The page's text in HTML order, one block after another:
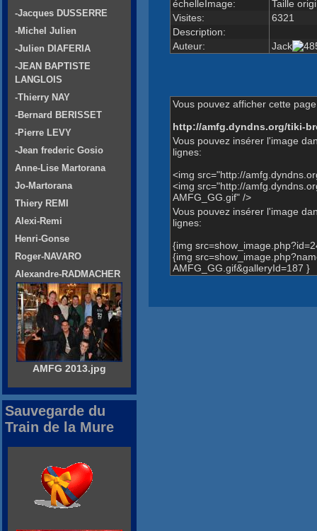
échelleImage:
Taille
Visites:
6321
Description:
Auteur:
Jack
Vous pouvez afficher cette
http://amfg.dyndns.org/tiki-
Vous pouvez insérer l'image
lignes:
<img src="http://
<img src="http://
AMFG_GG.gif" />
Vous pouvez insérer l'image
lignes:
{img
{img
AMFG_GG.gif&galleryId=187 }
-Jacques DUSSERRE
-Michel Julien
-Julien DIAFERIA
-JEAN BAPTISTE
LANGLOIS
-Thierry NAY
-Bernard BERISSET
-Pierre LEVY
-Jean frederic Gosio
Anne-Lise Martorana
Jo-Martorana
Thiery REMI
Alexi-Remi
Henri-Gonse
Roger-NAVARO
Alexandre-RADMACHER
AMFG 2013.jpg
Sauvegarde du
Train de la Mure